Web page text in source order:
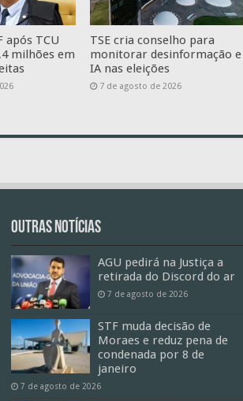
após TCU
milhões em
TSE cria conselho para
monitorar desinformação e
IA nas eleições
7 de agosto de 2026
Outras Notícias
AGU pedirá na Justiça a
retirada do Discord do ar
7 de agosto de 2026
STF muda decisão de
Moraes e reduz pena de
condenada por 8 de
janeiro
7 de agosto de 2026